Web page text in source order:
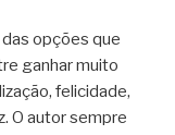
opções que
ganhar muito
felicidade,
O autor sempre